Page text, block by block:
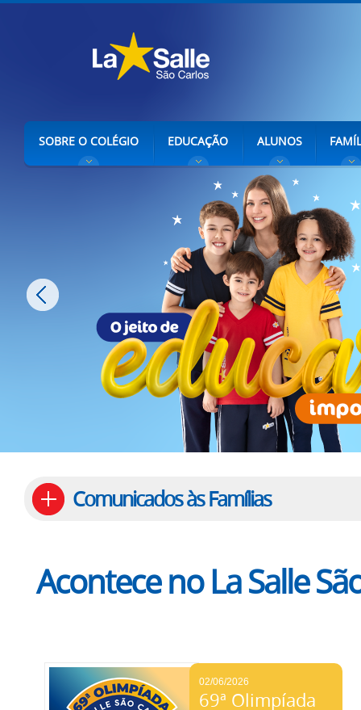
SOBRE O COLÉGIO EDUCAÇÃO ALUNOS
Comunicados às Famílias
Acontece no La Salle
02/06/2026
69ª Olimpíada